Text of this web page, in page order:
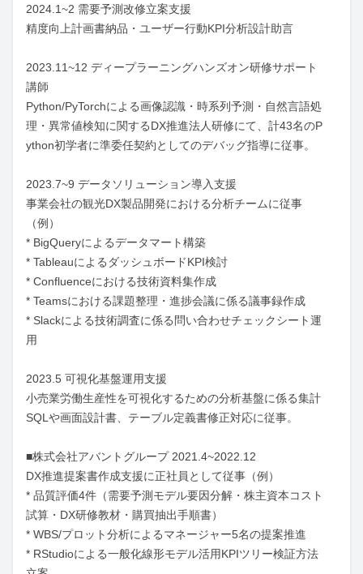
2024.1~2 需要予測改修立案支援
精度向上計画書納品・ユーザー行動KPI分析設計助言
2023.11~12 ディープラーニングハンズオン研修サポート
講師
Python/PyTorchによる画像認識・時系列予測・自然言語処
理・異常値検知に関するDX推進法人研修にて、計43名のP
ython初学者に準委任契約としてのデバッグ指導に従事。
2023.7~9 データソリューション導入支援
事業会社の観光DX製品開発における分析チームに従事
（例）
* BigQueryによるデータマート構築
* TableauによるダッシュボードKPI検討
* Confluenceにおける技術資料集作成
* Teamsにおける課題整理・進捗会議に係る議事録作成
* Slackによる技術調査に係る問い合わせチェックシート運
用
2023.5 可視化基盤運用支援
小売業労働生産性を可視化するための分析基盤に係る集計
SQLや画面設計書、テーブル定義書修正対応に従事。
■株式会社アバントグループ 2021.4~2022.12
DX推進提案書作成支援に正社員として従事（例）
* 品質評価4件（需要予測モデル要因分解・株主資本コスト
試算・DX研修教材・購買抽出手順書）
* WBS/プロット分析によるマネージャー5名の提案推進
* RStudioによる一般化線形モデル活用KPIツリー検証方法